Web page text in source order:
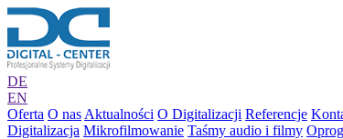
DE
EN
Oferta O nas Aktualności O Digitalizacji Referencje
Digitalizacja Mikrofilmowanie Taśmy audio i filmy